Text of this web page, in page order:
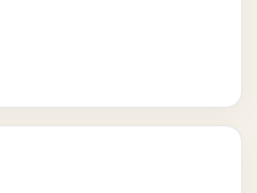
第一反应是发个朋友
责’。但法律上，...